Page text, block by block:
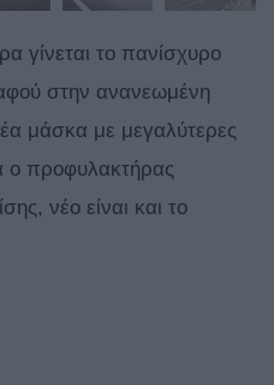
γίνεται το πανίσχυρο
στην ανανεωμένη
μάσκα με μεγαλύτερες
ο προφυλακτήρας
νέο είναι και το